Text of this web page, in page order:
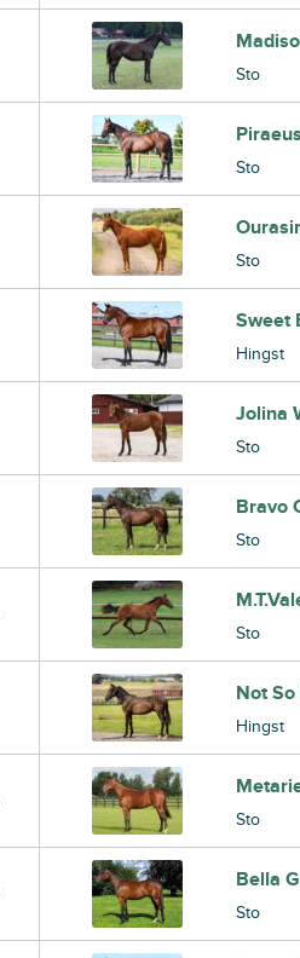
Sto
Sto
Sto
Sweet
Hingst
Jolina
Sto
Bravo
Sto
Sto
Not
Hingst
Sto
Bella
Sto